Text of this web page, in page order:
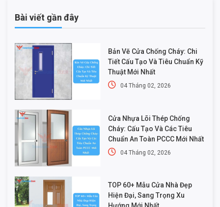
Bài viết gần đây
Bản Vẽ Cửa Chống Cháy: Chi
Tiết Cấu Tạo Và Tiêu Chuẩn Kỹ
Thuật Mới Nhất
04 Tháng 02, 2026
Cửa Nhựa Lõi Thép Chống
Cháy: Cấu Tạo Và Các Tiêu
Chuẩn An Toàn PCCC Mới Nhất
04 Tháng 02, 2026
TOP 60+ Mẫu Cửa Nhà Đẹp
Hiện Đại, Sang Trọng Xu